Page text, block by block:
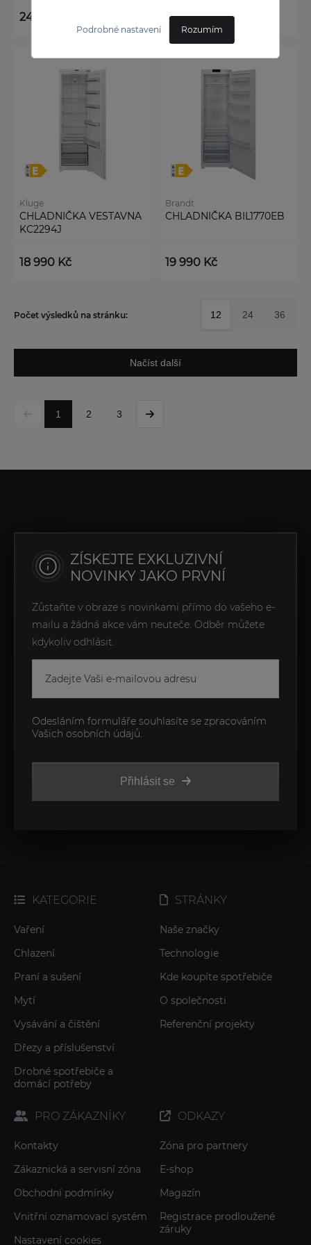
Podrobné nastavení Rozumím
24 990 Kč 24 990 Kč
Kluge
CHLADNIČKA VESTAVNA
KC2294J
18 990 Kč
Brandt
CHLADNIČKA BIL1770EB
19 990 Kč
Načíst další
1 2 3
Počet výsledků na stránku: 12 24 36
ZÍSKEJTE EXKLUZIVNÍ
NOVINKY JAKO PRVNÍ
Zůstaňte v obraze s novinkami přímo do vašeho e-
mailu a žádná akce vám neuteče. Odběr můžete
kdykoliv odhlásit.
Přihlásit se
Odesláním formuláře souhlasíte se zpracováním
Vašich osobních údajů.
KATEGORIE
Vaření
Chlazení
Praní a sušení
Mytí
Vysávání a čištění
Dřezy a příslušenství
Drobné spotřebiče a
domácí potřeby
STRÁNKY
Naše značky
Technologie
Kde koupíte spotřebiče
O společnosti
Referenční projekty
PRO ZÁKAZNÍKY
Kontakty
Zákaznická a servisní zóna
Obchodní podmínky
Vnitřní oznamovací systém
Nastavení cookies
ODKAZY
Zóna pro partnery
E-shop
Magazín
Registrace prodloužené
záruky